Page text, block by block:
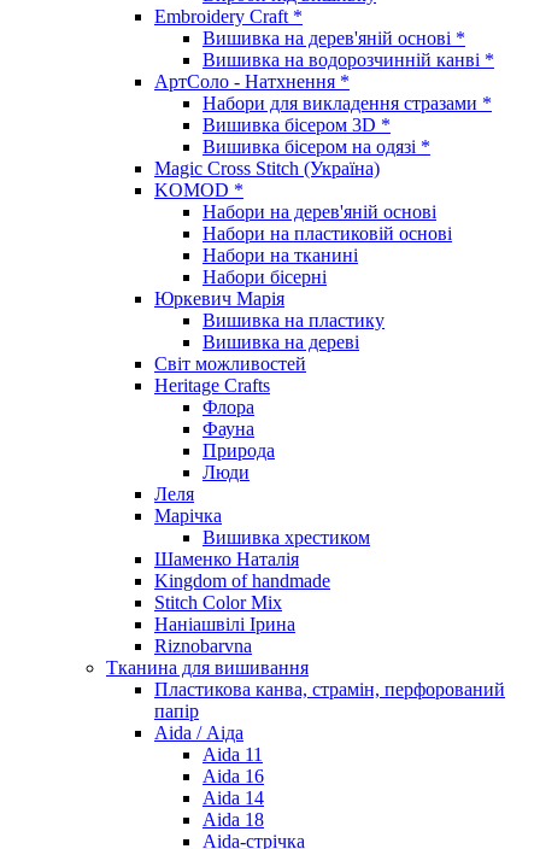
Embroidery Craft *
Вишивка на дерев'яній основі *
Вишивка на водорозчинній канві *
АртСоло - Натхнення *
Набори для викладення стразами *
Вишивка бісером 3D *
Вишивка бісером на одязі *
Magic Cross Stitch (Україна)
KOMOD *
Набори на дерев'яній основі
Набори на пластиковій основі
Набори на тканині
Набори бісерні
Юркевич Марія
Вишивка на пластику
Вишивка на дереві
Світ можливостей
Heritage Crafts
Флора
Фауна
Природа
Люди
Леля
Марічка
Вишивка хрестиком
Шаменко Наталія
Kingdom of handmade
Stitch Color Mix
Наніашвілі Ірина
Riznobarvna
Тканина для вишивання
Пластикова канва, страмін, перфорований
папір
Aida / Аіда
Aida 11
Aida 16
Aida 14
Aida 18
Aida-стрічка